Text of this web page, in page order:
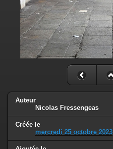
Auteur
Nicolas Fressengeas
Créée le
mercredi 25 octobre 2023